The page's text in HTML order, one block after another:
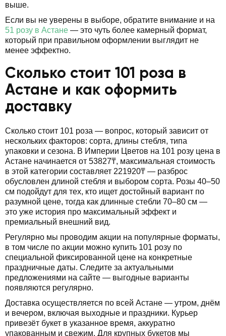
выше.
Если вы не уверены в выборе, обратите внимание и на
51 розу в Астане — это чуть более камерный формат,
который при правильном оформлении выглядит не
менее эффектно.
Сколько стоит 101 роза в
Астане и как оформить
доставку
Сколько стоит 101 роза — вопрос, который зависит от
нескольких факторов: сорта, длины стебля, типа
упаковки и сезона. В Империи Цветов на 101 розу цена в
Астане начинается от 53827₸, максимальная стоимость
в этой категории составляет 221920₸ — разброс
обусловлен длиной стебля и выбором сорта. Розы 40–50
см подойдут для тех, кто ищет достойный вариант по
разумной цене, тогда как длинные стебли 70–80 см —
это уже история про максимальный эффект и
премиальный внешний вид.
Регулярно мы проводим акции на популярные форматы,
в том числе по акции можно купить 101 розу по
специальной фиксированной цене на конкретные
праздничные даты. Следите за актуальными
предложениями на сайте — выгодные варианты
появляются регулярно.
Доставка осуществляется по всей Астане — утром, днём
и вечером, включая выходные и праздники. Курьер
привезёт букет в указанное время, аккуратно
упакованным и свежим. Для крупных букетов мы